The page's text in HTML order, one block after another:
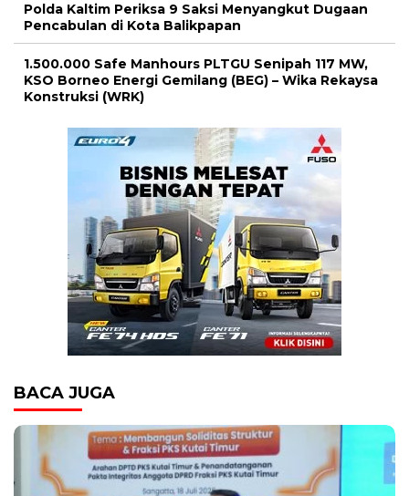
Polda Kaltim Periksa 9 Saksi Menyangkut Dugaan
Pencabulan di Kota Balikpapan
1.500.000 Safe Manhours PLTGU Senipah 117 MW,
KSO Borneo Energi Gemilang (BEG) – Wika Rekaysa
Konstruksi (WRK)
BACA JUGA